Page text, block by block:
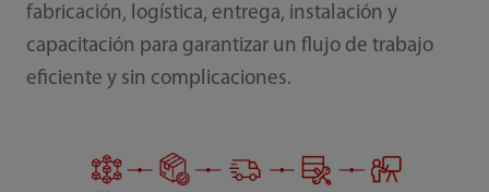
fabricación, logística, entrega, instalación y
capacitación para garantizar un flujo de trabajo
eficiente y sin complicaciones.